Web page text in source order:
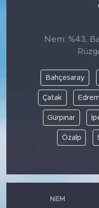
Nem: %43,
Bahçesaray
Çatak
Gürpınar
Özalp
NEM
DİNİ
POLİTİKA
EKONOMİ
SPOR
KÜLTÜR SANAT